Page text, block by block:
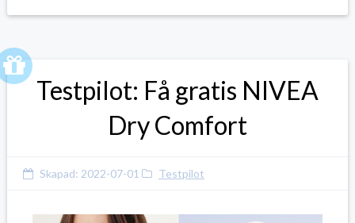
Testpilot: Få gratis NIVEA
Dry Comfort
Skapad: 2022-07-01 Testpilot